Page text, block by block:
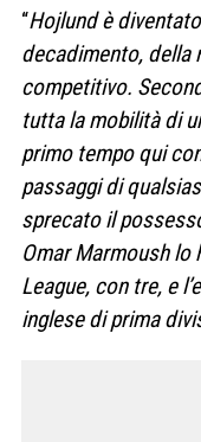
“Hojlund è
decadimento, della
competitivo.
tutta la mobilità di
primo tempo qui
passaggi di
sprecato il
Omar Marmoush lo
League, con tre, e
inglese di prima